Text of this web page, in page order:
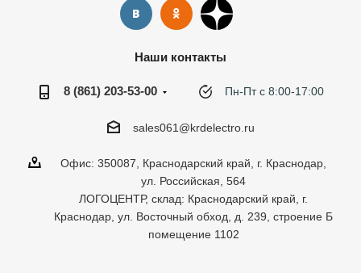
Наши контакты
8 (861) 203-53-00 Пн-Пт с 8:00-17:00
sales061@krdelectro.ru
Офис: 350087, Краснодарский край, г. Краснодар,
ул. Российская, 564
ЛОГОЦЕНТР, склад: Краснодарский край, г.
Краснодар, ул. Восточный обход, д. 239, строение Б
помещение 1102